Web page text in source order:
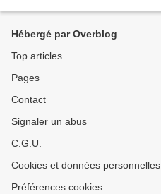
Hébergé par Overblog
Top articles
Pages
Contact
Signaler un abus
C.G.U.
Cookies et données personnelles
Préférences cookies